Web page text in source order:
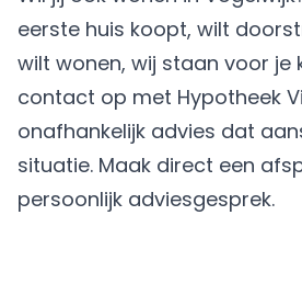
eerste huis koopt, wilt
wilt wonen, wij staan voor je
contact op met Hypotheek
onafhankelijk advies dat
situatie. Maak direct een
persoonlijk adviesgesprek.